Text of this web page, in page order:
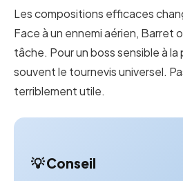
Les compositions efficaces
Face à un ennemi aérien, Barret
tâche. Pour un boss sensible à
souvent le tournevis universel.
terriblement utile.
💡 Conseil